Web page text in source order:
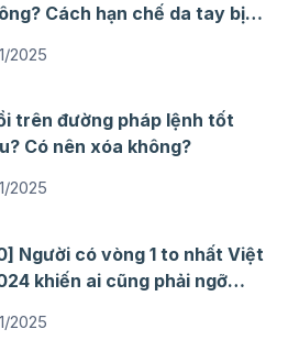
Cách hạn chế da tay bị
gặp nước
2025
trên đường pháp lệnh tốt
Có nên xóa không?
2025
Người có vòng 1 to nhất Việt
khiến ai cũng phải ngỡ
đắm
2025